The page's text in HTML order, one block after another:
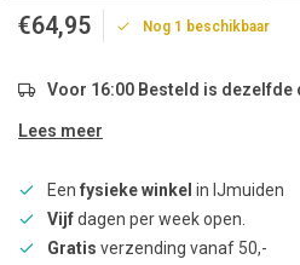
€64,95 Nog 1 beschikbaar
Voor 16:00 Besteld is dezelfde
Lees meer
Een fysieke winkel in IJmuiden
Vijfdagen per week open.
Gratis verzending vanaf 50,-